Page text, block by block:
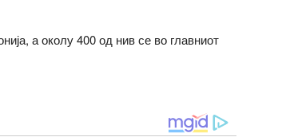
а околу 400 од нив се во главниот